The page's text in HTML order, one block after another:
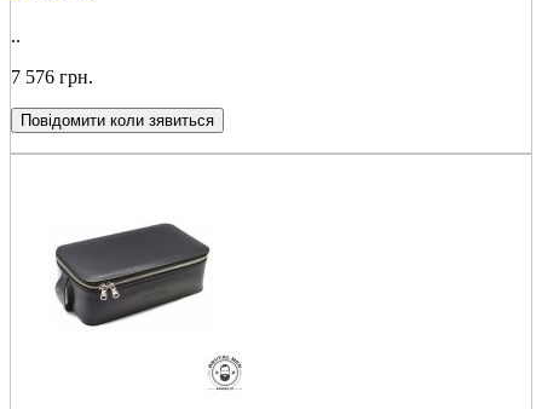
..
7 576 грн.
Повідомити коли зявиться